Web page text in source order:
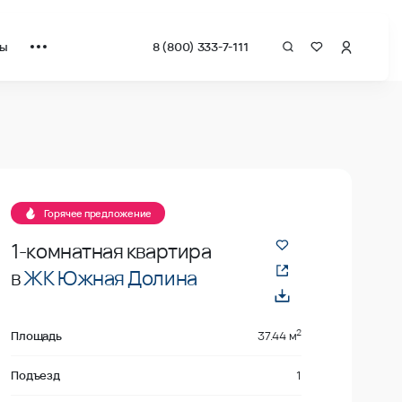
8 (800) 333-7-111
Горячее предложение
1-комнатная квартира
вЖК Южная Долина
Площадь 37.44 м2
Подъезд 1